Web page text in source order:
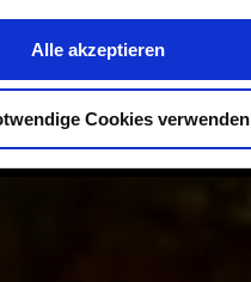
Alle akzeptieren
Cookies verwenden